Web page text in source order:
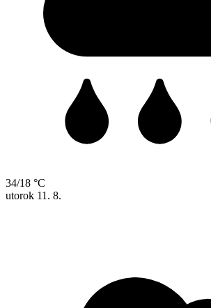
34/18 °C
utorok 11. 8.